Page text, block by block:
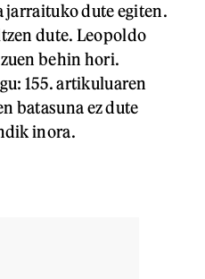
jarraituko dute egiten.
dute. Leopoldo
behin hori.
155. artikuluaren
batasuna ez dute
inora.